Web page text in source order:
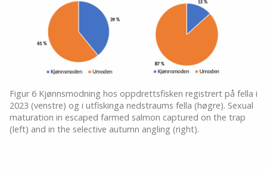
Figur 6 Kjønnsmodning hos oppdrettsfisken registrert på fella i
2023 (venstre) og i utfiskinga nedstraums fella (høgre). Sexual
maturation in escaped farmed salmon captured on the trap
(left) and in the selective autumn angling (right).